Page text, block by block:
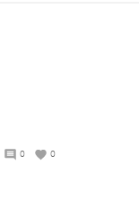
0 0